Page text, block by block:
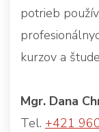
potrieb
kurzov a
Mgr. Dana
Tel. +421